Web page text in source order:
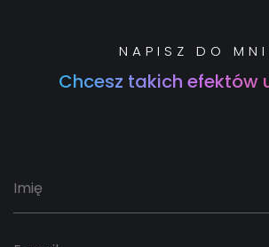
NAPISZ DO
Chcesz takich efektów